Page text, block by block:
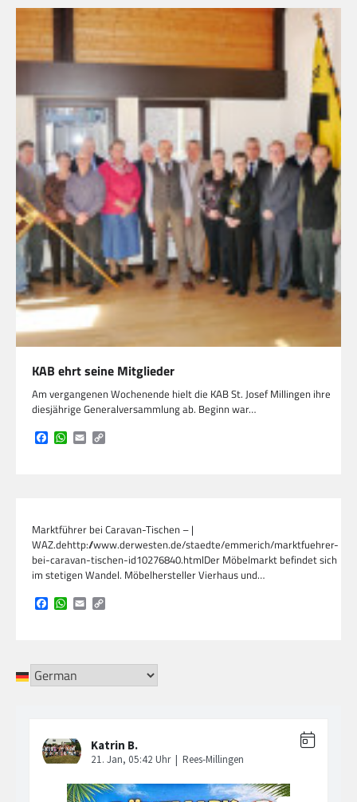
KAB ehrt seine Mitglieder
Am vergangenen Wochenende hielt die KAB St. Josef Millingen ihre
diesjährige Generalversammlung ab. Beginn war…
Facebook
WhatsApp
Email
Marktführer bei Caravan-Tischen – |
WAZ.dehttp://www.derwesten.de/staedte/emmerich/marktfuehrer-
bei-caravan-tischen-id10276840.htmlDer Möbelmarkt befindet sich
im stetigen Wandel. Möbelhersteller Vierhaus und…
Facebook
WhatsApp
Email